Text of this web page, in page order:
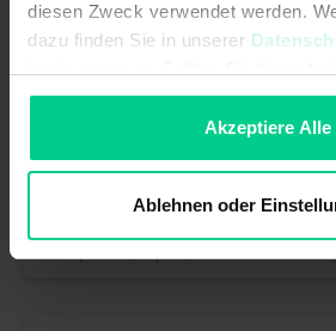
diesen Zweck verwendet werden.
dazu finden Sie in unserer
sein, können Sie die Verwendung
Akzeptiere Alle
Ablehnen oder